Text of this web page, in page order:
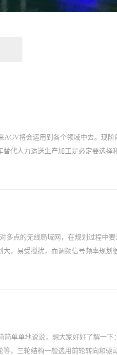
将会运用到各个领域中去。现
代人力运送生产加工是必定要选择
多点的无线局域网，在规划过程中
，易受搅扰，而调频信号频率规划
单单地说说，想大家好好了解一下
，三轮结构一般选用前轮转向和驱